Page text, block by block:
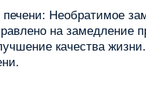
печени: Необратимое
на замедление
качества